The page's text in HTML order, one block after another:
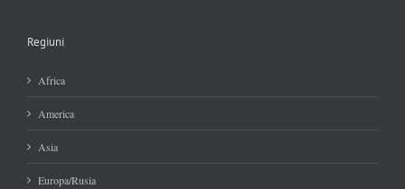
Regiuni
Africa
America
Asia
Europa/Rusia